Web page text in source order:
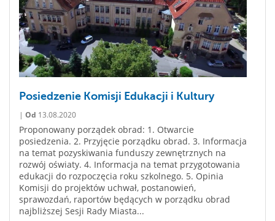
Posiedzenie Komisji Edukacji i Kultury
| Od 13.08.2020
Proponowany porządek obrad: 1. Otwarcie
posiedzenia. 2. Przyjęcie porządku obrad. 3. Informacja
na temat pozyskiwania funduszy zewnętrznych na
rozwój oświaty. 4. Informacja na temat przygotowania
edukacji do rozpoczęcia roku szkolnego. 5. Opinia
Komisji do projektów uchwał, postanowień,
sprawozdań, raportów będących w porządku obrad
najbliższej Sesji Rady Miasta...